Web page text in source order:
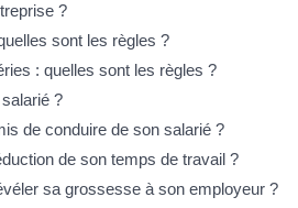
?
sont les règles ?
: quelles sont les règles ?
?
de conduire de son salarié ?
de son temps de travail ?
sa grossesse à son employeur ?